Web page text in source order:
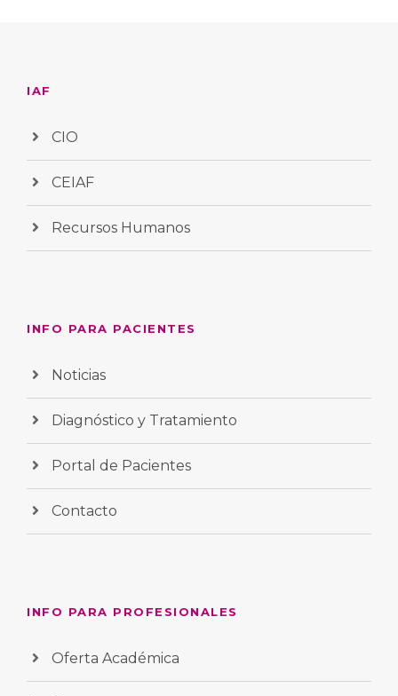
IAF
CIO
CEIAF
Recursos Humanos
INFO PARA PACIENTES
Noticias
Diagnóstico y Tratamiento
Portal de Pacientes
Contacto
INFO PARA PROFESIONALES
Oferta Académica